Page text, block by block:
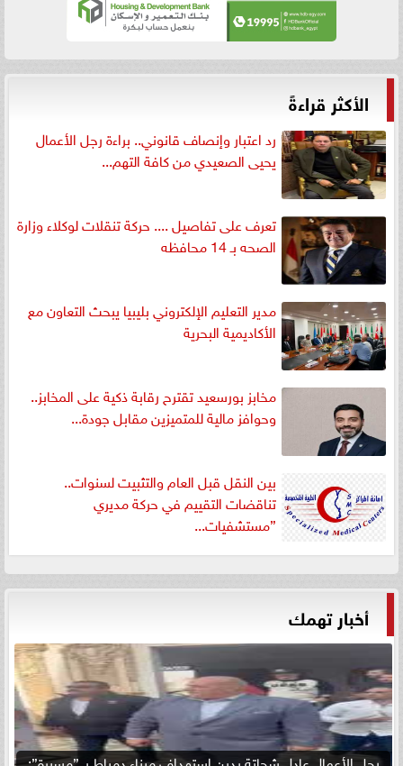
الأكثر قراءةً
رد اعتبار وإنصاف قانوني.. براءة رجل الأعمال
يحيى الصعيدي من كافة التهم...
تعرف على تفاصيل .... حركة تنقلات لوكلاء وزارة
الصحه بـ 14 محافظه
مدير التعليم الإلكتروني بليبيا يبحث التعاون مع
الأكاديمية البحرية
مخابز بورسعيد تقترح رقابة ذكية على المخابز..
وحوافز مالية للمتميزين مقابل جودة...
بين النقل قبل العام والتثبيت لسنوات..
تناقضات التقييم في حركة مديري
”مستشفيات...
أخبار تهمك